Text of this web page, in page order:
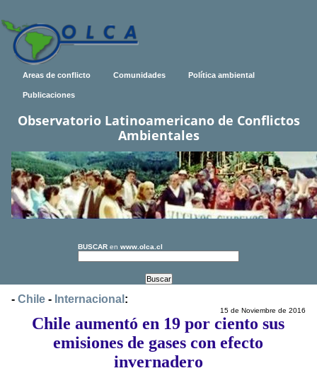
Areas de conflicto Comunidades Política ambiental
Publicaciones
Observatorio Latinoamericano de Conflictos
Ambientales
BUSCAR en www.olca.cl
- Chile - Internacional :
15 de Noviembre de 2016
Chile aumentó en 19 por ciento sus
emisiones de gases con efecto
invernadero